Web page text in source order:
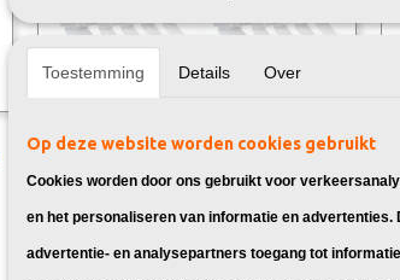
Huismerk Canon PGI-550 / CLI-551
Multipack 10X
Huismerk Canon PGI-550 / CLI-551, geschikt
voor: Canon Pixma…
€ 26,95 €
Toestemming Details Over
Op deze website worden cookies gebruikt
Cookies worden door ons gebruikt voor
en het personaliseren van informatie en advertenties.
advertentie- en analysepartners toegang tot